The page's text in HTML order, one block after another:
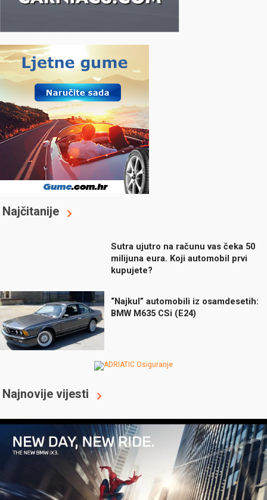
Najčitanije
Sutra ujutro na računu vas čeka 50
milijuna eura. Koji automobil prvi
kupujete?
“Najkul” automobili iz osamdesetih:
BMW M635 CSi (E24)
Najnovije vijesti